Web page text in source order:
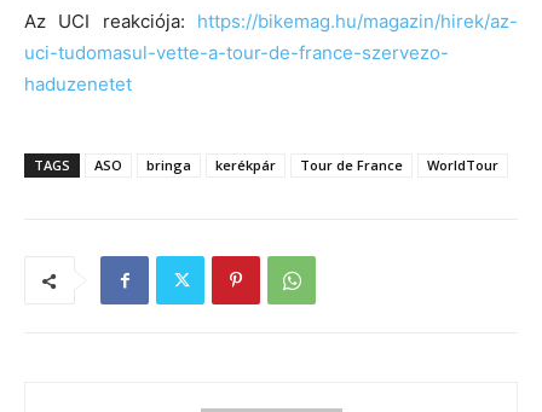
Az UCI reakciója: https://bikemag.hu/magazin/hirek/az-
uci-tudomasul-vette-a-tour-de-france-szervezo-
haduzenetet
TAGS ASO bringa kerékpár Tour de France WorldTour